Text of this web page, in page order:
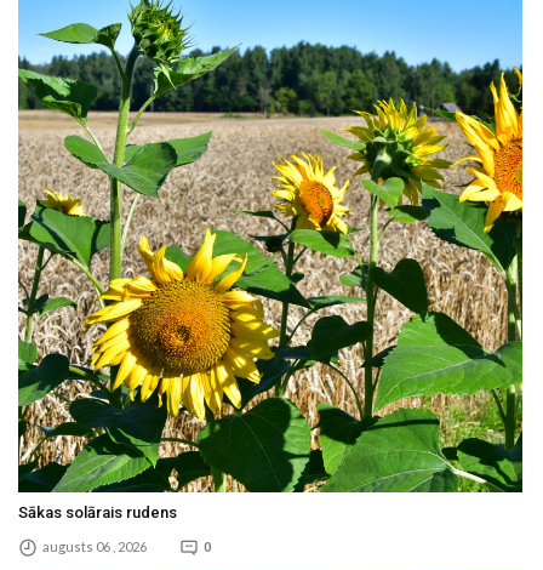
Sākas solārais rudens
augusts 06 , 2026 0